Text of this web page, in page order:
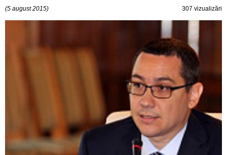
(5 august 2015) 307 vizualizări